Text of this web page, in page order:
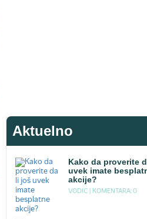
Aktuelno
Kako da proverite
uvek imate
akcije?
VODIC | KOMENTARA: 0